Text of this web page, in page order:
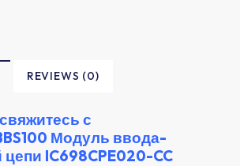
REVIEWS (0)
с
Модуль ввода-
IC698CPE020-CC